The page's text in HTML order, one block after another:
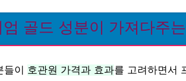
엄 골드 성분이 가져다주
들이 호관원 가격과 효과를 고려하면서